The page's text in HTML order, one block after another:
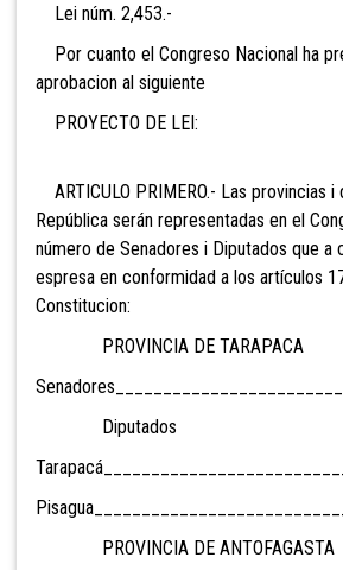
Lei núm. 2,453.-
Por cuanto el Congreso Nacional ha
aprobacion al siguiente
PROYECTO DE LEI:
ARTICULO PRIMERO.- Las provincias
República serán representadas en el
número de Senadores i Diputados que a
espresa en conformidad a los artículos
Constitucion:
PROVINCIA DE TARAPACA
Diputados
PROVINCIA DE ANTOFAGASTA